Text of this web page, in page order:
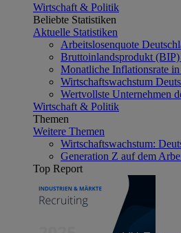
Wirtschaft & Politik
Beliebte Statistiken
Aktuelle Statistiken
Arbeitslosenquote
Bruttoinlandsprodukt
Monatliche Inflationsrate
Wirtschaftswachstum
Wertvollste Unternehmen
Wirtschaft & Politik
Themen
Weitere Themen
Wirtschaftswachstum:
Generation Z auf dem
Top Report